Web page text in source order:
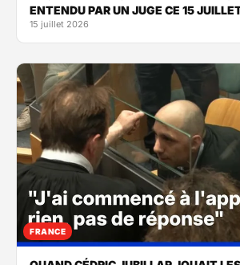
ENTENDU PAR UN JUGE CE 15
15 juillet 2026
FRANCE